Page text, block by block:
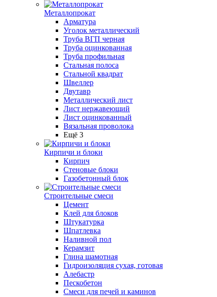
Металлопрокат
Арматура
Уголок металлический
Труба ВГП черная
Труба оцинкованная
Труба профильная
Стальная полоса
Стальной квадрат
Швеллер
Двутавр
Металлический лист
Лист нержавеющий
Лист оцинкованный
Вязальная проволока
Ещё 3
Кирпичи и блоки
Кирпич
Стеновые блоки
Газобетонный блок
Строительные смеси
Цемент
Клей для блоков
Штукатурка
Шпатлевка
Наливной пол
Керамзит
Глина шамотная
Гидроизоляция сухая, готовая
Алебастр
Пескобетон
Смеси для печей и каминов